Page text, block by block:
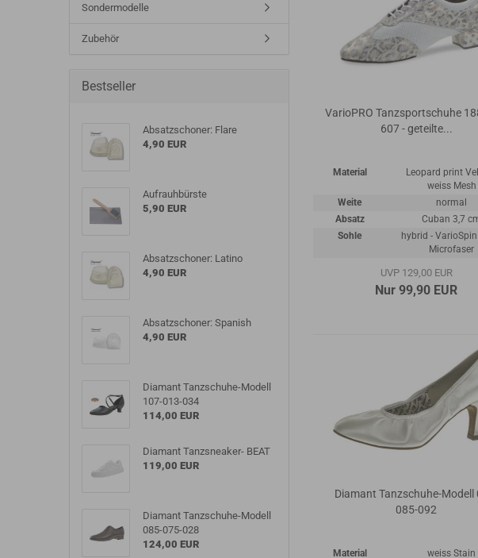
VarioPRO Tanzsportschuhe
607 - geteilte...
Material
Leopard print
weiss Mesh
Weite
normal
Absatz
Cuban 3,7
Sohle
hybrid -
Microfaser
UVP 129,00 EUR
Nur 99,90 EUR
Diamant Tanzschuhe-Modell
085-092
Material
weiss Stain
Sondermodelle
Zubehör
Bestseller
Absatzschoner: Flare
4,90 EUR
Aufrauhbürste
5,90 EUR
Absatzschoner: Latino
4,90 EUR
Absatzschoner: Spanish
4,90 EUR
Diamant Tanzschuhe-Modell
107-013-034
114,00 EUR
Diamant Tanzsneaker- BEAT
119,00 EUR
Diamant Tanzschuhe-Modell
085-075-028
124,00 EUR